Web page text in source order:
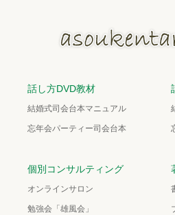
話し方DVD教材
結婚式司会台本マニュアル
忘年会パーティー司会台本
個別コンサルティング
オンラインサロン
勉強会「雄風会」